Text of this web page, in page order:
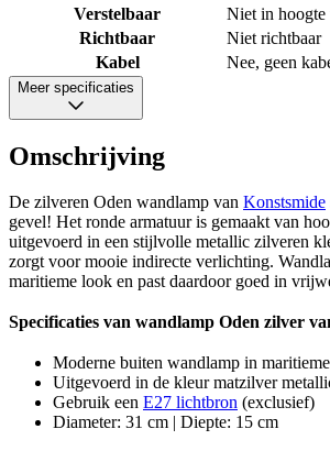
Verstelbaar
Niet in hoogte
Richtbaar
Niet richtbaar
Kabel
Nee, geen
Meer specificaties
Omschrijving
De zilveren Oden wandlamp van Konstsmide
gevel! Het ronde armatuur is gemaakt van
uitgevoerd in een stijlvolle metallic zilveren
zorgt voor mooie indirecte verlichting.
maritieme look en past daardoor goed in
Specificaties van wandlamp Oden zilver
Moderne buiten wandlamp in
Uitgevoerd in de kleur matzilver
Gebruik een E27 lichtbron (exclusief)
Diameter: 31 cm | Diepte: 15 cm